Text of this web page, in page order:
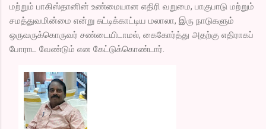
மற்றும் பாகிஸ்தானின் உண்மையான எதிரி வறுமை, பாகுபாடு மற்றும்
சமத்துவமின்மை என்று சுட்டிக்காட்டிய மலாலா, இரு நாடுகளும்
ஒருவருக்கொருவர் சண்டையிடாமல், கைகோர்த்து அதற்கு எதிராகப்
போராட வேண்டும் என கேட்டுக்கொண்டார்.